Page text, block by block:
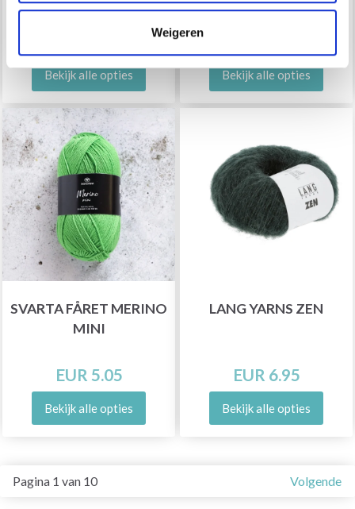
Weigeren
Bekijk alle opties Bekijk alle opties
SVARTA FÅRET MERINO
MINI
EUR 5.05
Bekijk alle opties
LANG YARNS ZEN
EUR 6.95
Bekijk alle opties
Pagina 1 van 10 Volgende